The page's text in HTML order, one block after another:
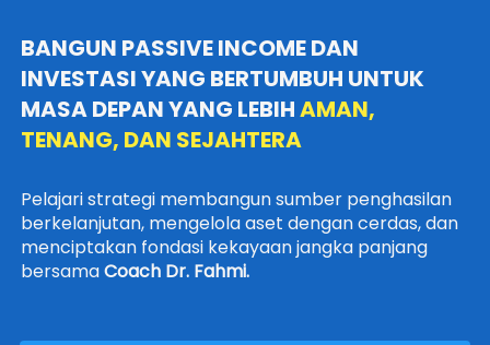
BANGUN PASSIVE INCOME DAN
INVESTASI YANG BERTUMBUH UNTUK
MASA DEPAN YANG LEBIH AMAN,
TENANG, DAN SEJAHTERA
Pelajari strategi membangun sumber penghasilan
berkelanjutan, mengelola aset dengan cerdas, dan
menciptakan fondasi kekayaan jangka panjang
bersama Coach Dr. Fahmi.